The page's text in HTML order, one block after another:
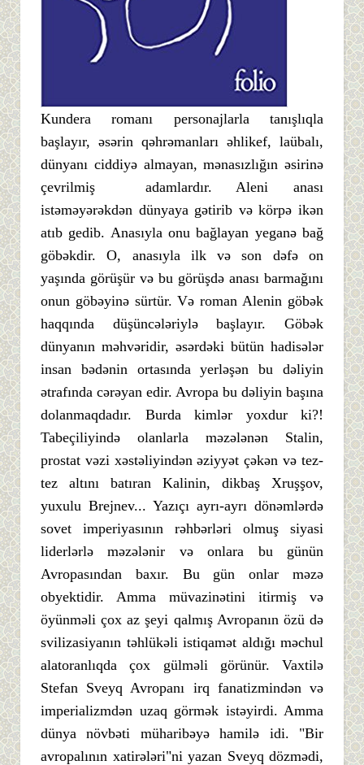
Kundera romanı personajlarla tanışlıqla
başlayır, əsərin qəhrəmanları əhlikef, laübalı,
dünyanı ciddiyə almayan, mənasızlığın əsirinə
çevrilmiş adamlardır. Aleni anası
istəməyərəkdən dünyaya gətirib və körpə ikən
atıb gedib. Anasıyla onu bağlayan yeganə bağ
göbəkdir. O, anasıyla ilk və son dəfə on
yaşında görüşür və bu görüşdə anası barmağını
onun göbəyinə sürtür. Və roman Alenin göbək
haqqında düşüncələriylə başlayır. Göbək
dünyanın məhvəridir, əsərdəki bütün hadisələr
insan bədənin ortasında yerləşən bu dəliyin
ətrafında cərəyan edir. Avropa bu dəliyin başına
dolanmaqdadır. Burda kimlər yoxdur ki?!
Tabeçiliyində olanlarla məzələnən Stalin,
prostat vəzi xəstəliyindən əziyyət çəkən və tez-
tez altını batıran Kalinin, dikbaş Xruşşov,
yuxulu Brejnev... Yazıçı ayrı-ayrı dönəmlərdə
sovet imperiyasının rəhbərləri olmuş siyasi
liderlərlə məzələnir və onlara bu günün
Avropasından baxır. Bu gün onlar məzə
obyektidir. Amma müvazinətini itirmiş və
öyünməli çox az şeyi qalmış Avropanın özü də
svilizasiyanın təhlükəli istiqamət aldığı məchul
alatoranlıqda çox gülməli görünür. Vaxtilə
Stefan Sveyq Avropanı irq fanatizmindən və
imperializmdən uzaq görmək istəyirdi. Amma
dünya növbəti müharibəyə hamilə idi. "Bir
avropalının xatirələri"ni yazan Sveyq dözmədi,